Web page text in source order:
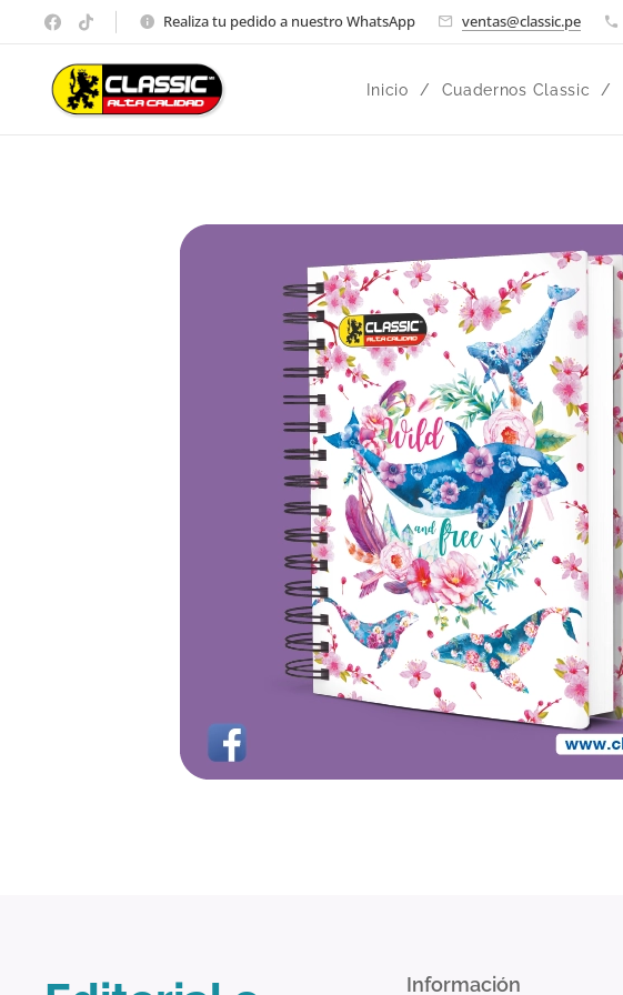
Realiza tu pedido a nuestro WhatsApp ventas@classic.pe
Inicio Cuadernos Classic
Información